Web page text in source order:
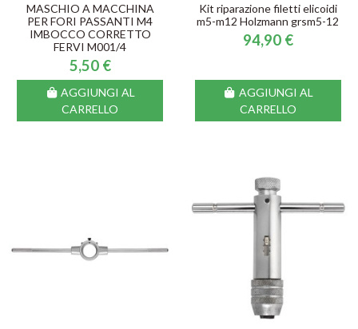
MASCHIO A MACCHINA
PER FORI PASSANTI M4
IMBOCCO CORRETTO
FERVI M001/4
5,50 €
AGGIUNGI AL
CARRELLO
Kit riparazione filetti elicoidi
m5-m12 Holzmann grsm5-12
94,90 €
AGGIUNGI AL
CARRELLO